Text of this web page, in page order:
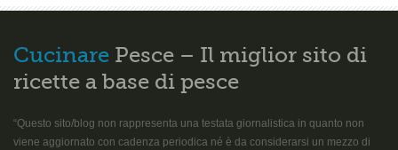
Cucinare Pesce – Il miglior sito di
ricette a base di pesce
“Questo sito/blog non rappresenta una testata giornalistica in quanto non
viene aggiornato con cadenza periodica né è da considerarsi un mezzo di